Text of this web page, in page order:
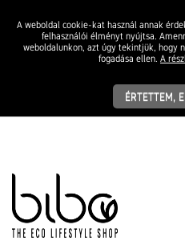
A weboldal cookie-kat használ annak
felhasználói élményt nyújtsa.
weboldalunkon, azt úgy tekintjük, hogy
fogadása ellen. A
ÉRTETTEM,